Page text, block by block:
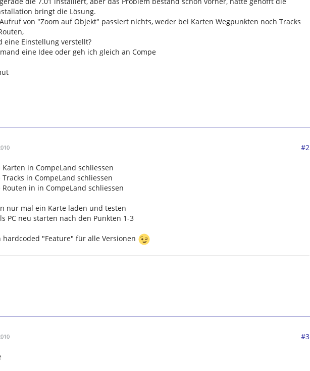
bringt die Lösung.
von "Zoom auf Objekt" passiert nichts, weder bei Karten Wegpunkten noch Tracks
eine Einstellung verstellt?
eine Idee oder geh ich gleich an Compe
#2
Karten in CompeLand schliessen
Tracks in CompeLand schliessen
Routen in in CompeLand schliessen
nur mal ein Karte laden und testen
PC neu starten nach den Punkten 1-3
hardcoded "Feature" für alle Versionen
#3